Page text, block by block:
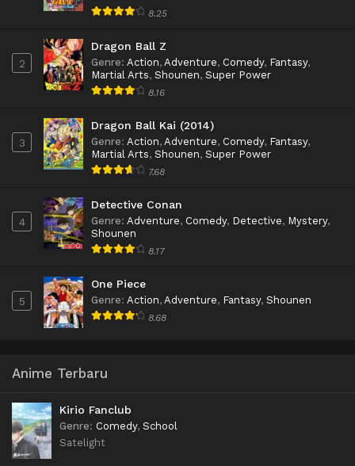
8.25
2
Dragon Ball Z
Genre: Action, Adventure, Comedy, Fantasy,
Martial Arts, Shounen, Super Power
8.16
3
Dragon Ball Kai (2014)
Genre: Action, Adventure, Comedy, Fantasy,
Martial Arts, Shounen, Super Power
7.68
4
Detective Conan
Genre: Adventure, Comedy, Detective, Mystery,
Shounen
8.17
5
One Piece
Genre: Action, Adventure, Fantasy, Shounen
8.68
Anime Terbaru
Kirio Fanclub
Genre: Comedy, School
Satelight